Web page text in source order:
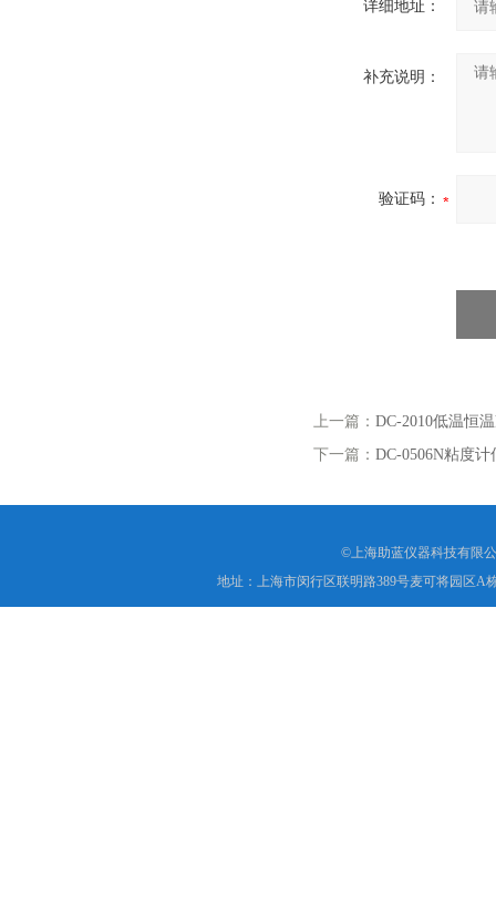
详细地址：
补充说明：
验证码：
上一篇： DC-2010低温恒
下一篇： DC-0506N粘度计
©上海助蓝仪器科技有限
地址：上海市闵行区联明路389号麦可将园区A